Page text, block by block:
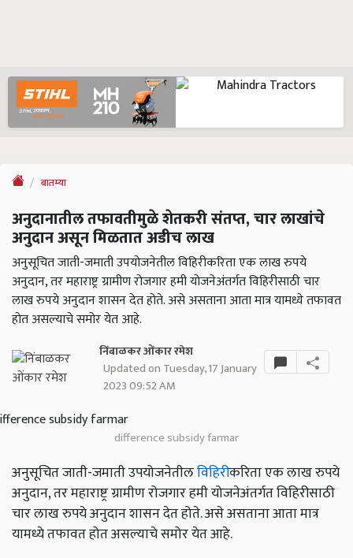
बातम्या
अनुदानातील तफावतीमुळे शेतकरी संतप्त, चार लाखांचे
अनुदान असून मिळतात अडीच लाख
अनुसूचित जाती-जमाती उपयोजनेतील विहिरीकरिता एक लाख रुपये
अनुदान, तर महाराष्ट्र ग्रामीण रोजगार हमी योजनेअंतर्गत विहिरीसाठी चार
लाख रुपये अनुदान शासन देत होते. असे असताना आता मात्र यामध्ये तफावत
होत असल्याचे समोर येत आहे.
निंबाळकर ओंकार रमेश
Updated on Tuesday, 17 January
2023 09:52 AM
difference subsidy farmar
अनुसूचित जाती-जमाती उपयोजनेतीलविहिरीकरिता एक लाख रुपये
अनुदान, तर महाराष्ट्र ग्रामीण रोजगार हमी योजनेअंतर्गत विहिरीसाठी
चार लाख रुपये अनुदान शासन देत होते. असे असताना आता मात्र
यामध्ये तफावत होत असल्याचे समोर येत आहे.